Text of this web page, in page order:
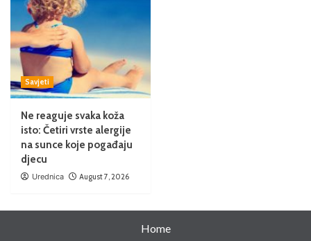
Savjeti
Ne reaguje svaka koža
isto: Četiri vrste alergije
na sunce koje pogađaju
djecu
Urednica August 7, 2026
Home